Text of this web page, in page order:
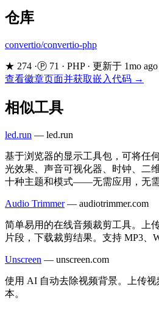
仓库
convertio/convertio-php
★ 274 ·Ⓟ 71 · PHP · 更新于 1mo ago
查看徽章页面并获取嵌入代码 →
相似工具
led.run — led.run
基于浏览器的显示工具包，可将任
光效果、声音可视化器、时钟、二
十种主题和模式——无需应用，无需
Audio Trimmer — audiotrimmer.com
简单易用的在线音频裁剪工具。上
片段，下载裁剪结果。支持 MP3、
Unscreen — unscreen.com
使用 AI 自动去除视频背景。上传
本。